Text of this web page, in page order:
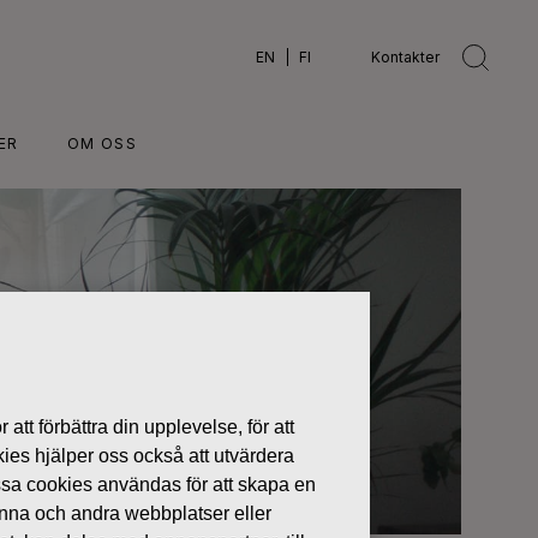
EN FI Kontakter
OM OSS
att förbättra din upplevelse, för att
hjälper oss också att utvärdera
cookies användas för att skapa en
och andra webbplatser eller